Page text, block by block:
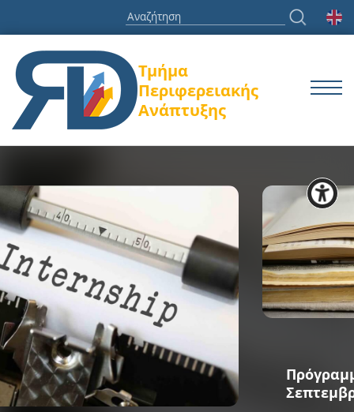
Τμήμα
Περιφερειακής
Ανάπτυξης
Πρόγραμμα της εξεταστικής
Σεπτεμβρίου 2026